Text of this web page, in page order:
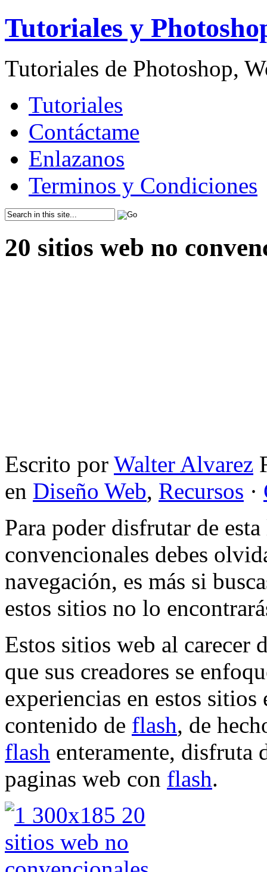
Tutoriales y
Tutoriales de Photoshop,
Tutoriales
Contáctame
Enlazanos
Terminos y Condiciones
20 sitios web no
Escrito por Walter Alvarez
en Diseño Web, Recursos ·
Para poder disfrutar de
convencionales debes
navegación, es más si
estos sitios no lo
Estos sitios web al carecer
que sus creadores se
experiencias en estos
contenido de flash, de
flash enteramente, disfruta
paginas web con flash.